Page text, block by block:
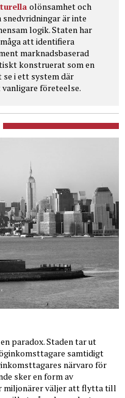
olönsamhet och
är inte
logik. Staten har
att identifiera
marknadsbaserad
konstruerat som en
se i ett system där
företeelse.
paradox. Staden tar ut
samtidigt
närvaro för
sker en form av
miljonärer väljer att flytta till